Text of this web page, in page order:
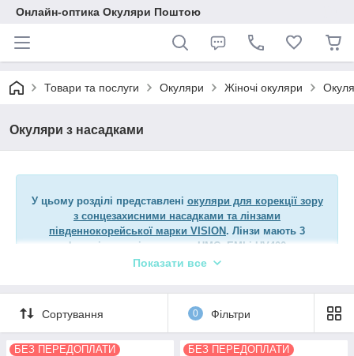
Онлайн-оптика Окуляри Поштою
Товари та послуги Окуляри Жіночі окуляри
Окуляри з насадками
У цьому розділі представлені окуляри для корекції зору
з сонцезахисними насадками та лінзами
південнокорейської марки VISION . Лінзи мають 3
функціональні покриття: HMC, EMI і UV400.
Асортимент діоптрійних рішень для будь-якої моделі: плюс,
Всі окуляри комплектуються жорстким футляром та
серветкою для лінз.
Показати все
Сортування 0 Фільтри
БЕЗ ПЕРЕДОПЛАТИ БЕЗ ПЕРЕДОПЛАТИ